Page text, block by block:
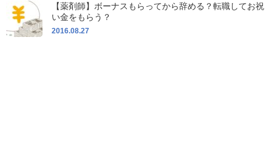
【薬剤師】ボーナスもらってから辞める？転職してお祝
い金をもらう？
2016.08.27